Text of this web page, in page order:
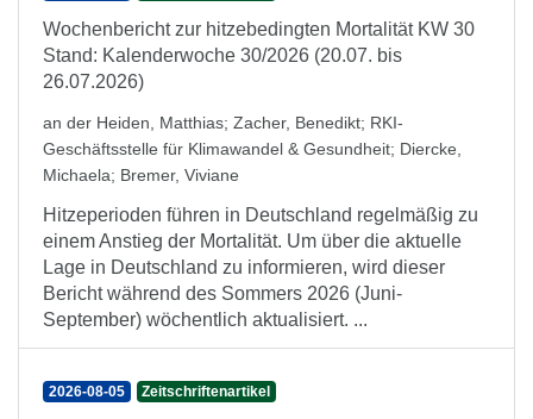
Wochenbericht zur hitzebedingten Mortalität KW 30
Stand: Kalenderwoche 30/2026 (20.07. bis
26.07.2026)
an der Heiden, Matthias; Zacher, Benedikt; RKI-
Geschäftsstelle für Klimawandel & Gesundheit; Diercke,
Michaela; Bremer, Viviane
Hitzeperioden führen in Deutschland regelmäßig zu
einem Anstieg der Mortalität. Um über die aktuelle
Lage in Deutschland zu informieren, wird dieser
Bericht während des Sommers 2026 (Juni-
September) wöchentlich aktualisiert. ...
2026-08-05 Zeitschriftenartikel